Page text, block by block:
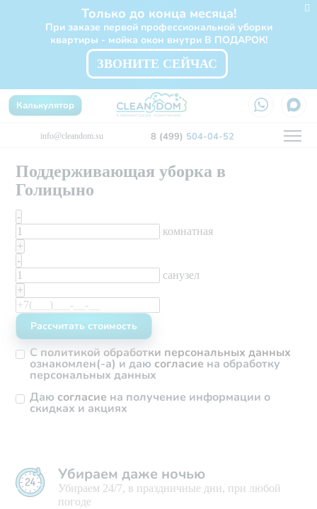
Только до конца месяца!
При заказе первой профессиональной уборки
квартиры - мойка окон внутри В ПОДАРОК!
ЗВОНИТЕ СЕЙЧАС
info@cleandom.su 8 (499) 504-04-52
Калькулятор
Поддерживающая уборка в
Голицыно
-
комнатная
+
-
санузел
+
С политикой обработки персональных данных
ознакомлен(-а) и даю согласие на обработку
персональных данных
Даю согласие на получение информации о
скидках и акциях
Убираем даже ночью
Убираем 24/7, в праздничные дни, при любой
погоде